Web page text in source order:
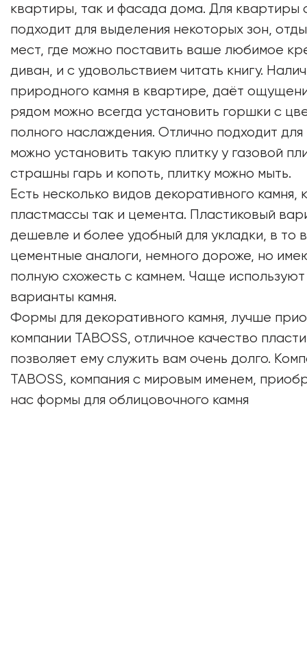
квартиры, так и фасада дома. Для квартиры
подходит для выделения некоторых зон,
мест, где можно поставить ваше любимое
диван, и с удовольствием читать книгу.
природного камня в квартире, даёт
рядом можно всегда установить горшки с
полного наслаждения. Отлично подходит для
можно установить такую плитку у газовой
страшны гарь и копоть, плитку можно мыть.
Есть несколько видов декоративного камня,
пластмассы так и цемента. Пластиковый
дешевле и более удобный для укладки, в то
цементные аналоги, немного дороже, но
полную схожесть с камнем. Чаще
варианты камня.
Формы для декоративного камня, лучше
компании TABOSS, отличное качество
позволяет ему служить вам очень долго.
TABOSS, компания с мировым именем,
нас формы для облицовочного камня